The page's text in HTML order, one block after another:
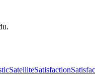
SatelliteSatisfaction